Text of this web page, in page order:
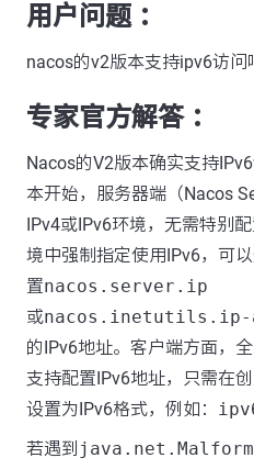
用户问题 ：
nacos的v2版本支持ipv6访问
专家官方解答 ：
Nacos的V2版本确实支持
本开始，服务器端（Nacos
IPv4或IPv6环境，无需特别
境中强制指定使用IPv6，可
置nacos.server.ip
或nacos.inetutils.ip-
的IPv6地址。客户端方面，
支持配置IPv6地址，只需在
设置为IPv6格式，例如：
若遇到